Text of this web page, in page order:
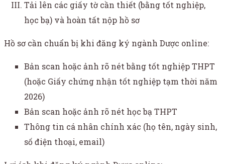
Tải lên các giấy tờ cần thiết (bằng tốt nghiệp,
học bạ) và hoàn tất nộp hồ sơ
Hồ sơ cần chuẩn bị khi đăng ký ngành Dược online:
Bản scan hoặc ảnh rõ nét bằng tốt nghiệp THPT
(hoặc Giấy chứng nhận tốt nghiệp tạm thời năm
2026)
Bản scan hoặc ảnh rõ nét học bạ THPT
Thông tin cá nhân chính xác (họ tên, ngày sinh,
số điện thoại, email)